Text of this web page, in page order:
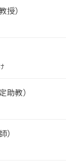
授）
助教）